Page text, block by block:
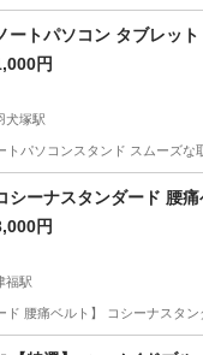
ートパソコン タブレッ
円
犬塚駅
トパソコンスタンド スムーズ
羽犬塚駅 その他
シーナスタンダード 腰痛
円
福駅
ド 腰痛ベルト】 コシーナスタ
津福駅 その他